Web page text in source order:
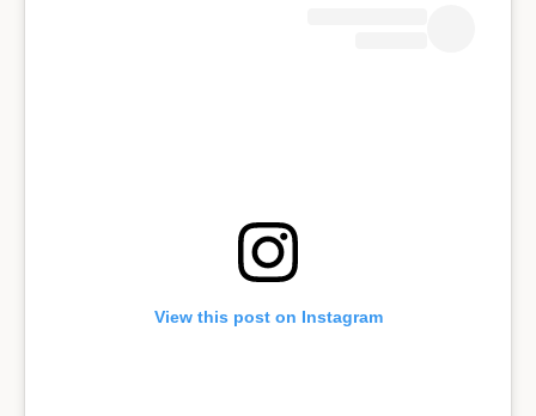
View this post on Instagram